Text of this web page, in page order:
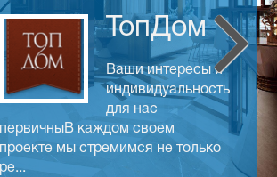
ТопДом
Ваши интересы и
индивидуальность
для нас
первичныВ каждом своем
проекте мы стремимся не только
ре...